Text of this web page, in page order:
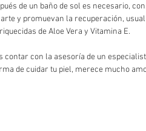
de un baño de sol es necesario,
y promuevan la recuperación,
de Aloe Vera y Vitamina E.
contar con la asesoría de un
de cuidar tu piel, merece mucho